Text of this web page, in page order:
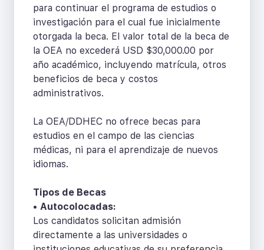
para continuar el programa de estudios o
investigación para el cual fue inicialmente
otorgada la beca. El valor total de la beca de
la OEA no excederá USD $30,000.00 por
año académico, incluyendo matrícula, otros
beneficios de beca y costos
administrativos.
La OEA/DDHEC no ofrece becas para
estudios en el campo de las ciencias
médicas, ni para el aprendizaje de nuevos
idiomas.
Tipos de Becas
• Autocolocadas:
Los candidatos solicitan admisión
directamente a las universidades o